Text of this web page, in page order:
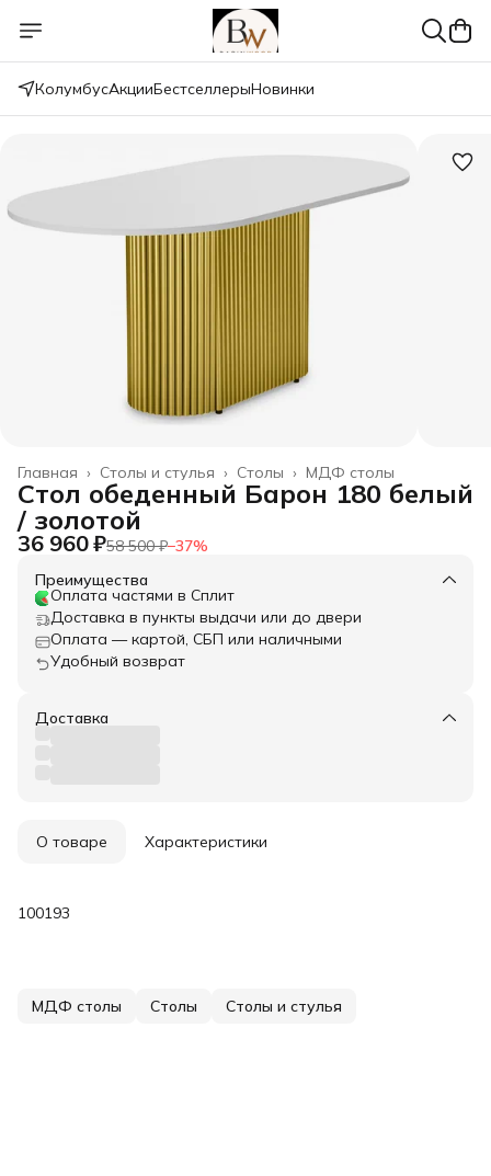
КолумбусАкцииБестселлерыНовинки
МДФ столы
Столы ›
Столы и стулья ›
Главная ›
Стол обеденный Барон 180 белый
/ золотой
36 960 ₽58 500 ₽−37%
Преимущества
Оплата частями в Сплит
Доставка в пункты выдачи или до двери
Оплата — картой, СБП или наличными
Удобный возврат
Доставка
О товаре Характеристики
100193
МДФ столы Столы Столы и стулья